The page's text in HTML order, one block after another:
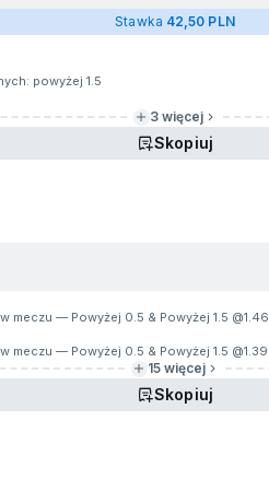
Stawka 42,50 PLN
powyżej 1.5
3 więcej
Skopiuj
meczu — Powyżej 0.5 & Powyżej 1.5 @1.46
meczu — Powyżej 0.5 & Powyżej 1.5 @1.39
15 więcej
Skopiuj